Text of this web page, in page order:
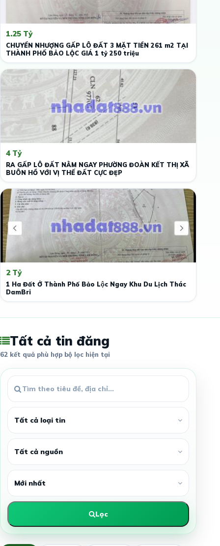
1.25 Tỷ
CHUYỂN NHƯỢNG GẤP LÔ ĐẤT 3 MẶT TIỀN 261 m2 TẠI
THÀNH PHỐ BẢO LỘC GIÁ 1 tỷ 250 triệu
4 Tỷ
RA GẤP LÔ ĐẤT NẰM NGAY PHƯỜNG ĐOÀN KẾT THỊ XÃ
BUÔN HỒ VỚI VỊ THẾ ĐẤT CỰC ĐẸP
2 Tỷ
1 Ha Đất Ở Thành Phố Bảo Lộc Ngay Khu Du Lịch Thác
DamBri
Tất cả tin đăng
62 kết quả phù hợp bộ lọc hiện tại
Lọc